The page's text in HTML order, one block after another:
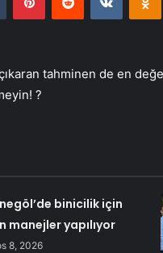
tahminen de en
?
binicilik için
manejler yapılıyor
8, 2026